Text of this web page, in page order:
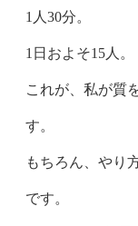
1人30分。
1日およそ15人。
これが、私が質
す。
もちろん、やり
です。